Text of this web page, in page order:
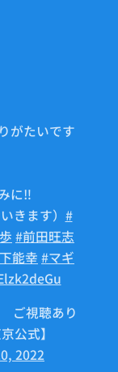
がたいです
に‼️
きます） #
#前田旺志
能幸 #マギ
ご視聴あり
公式】
2022